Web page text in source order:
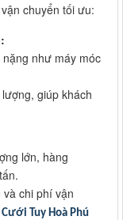
chuyển tối ưu:
như máy móc
giúp khách
lớn, hàng
chi phí vận
Tuy Hoà Phú